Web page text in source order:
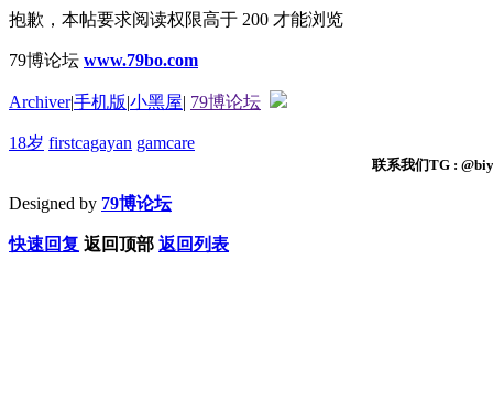
抱歉，本帖要求阅读权限高于 200 才能浏览
79博论坛 www.79bo.com
Archiver|手机版|小黑屋| 79博论坛
18岁 firstcagayan gamcare
联系我们TG :
Designed by 79博论坛
快速回复 返回顶部 返回列表